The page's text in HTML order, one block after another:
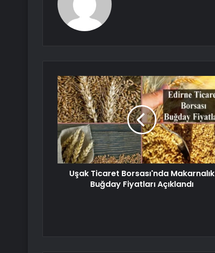
Uşak Ticaret Borsası'nda Makarnalık
Buğday Fiyatları Açıklandı